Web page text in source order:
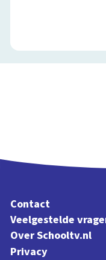
Contact
Veelgestelde
Over Schooltv.nl
Privacy